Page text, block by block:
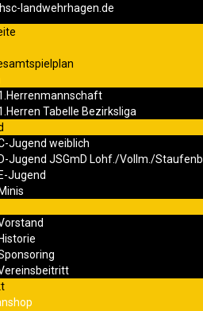
landwehrhagen.de
Tabelle Bezirksliga
Jugend weiblich
D-Jugend JSGmD Lohf./Vollm./Staufenb.
E-Jugend
Minis
Historie